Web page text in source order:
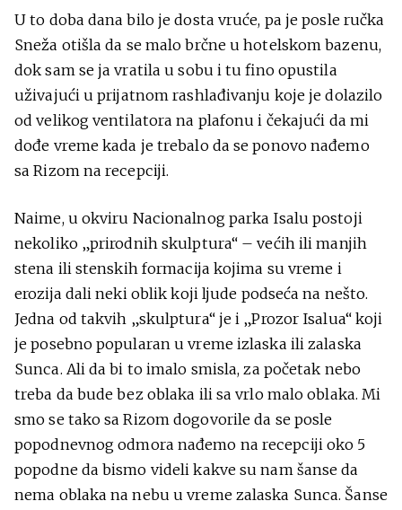
U to doba dana bilo je dosta vruće, pa je posle ručka
Sneža otišla da se malo brčne u hotelskom bazenu,
dok sam se ja vratila u sobu i tu fino opustila
uživajući u prijatnom rashlađivanju koje je dolazilo
od velikog ventilatora na plafonu i čekajući da mi
dođe vreme kada je trebalo da se ponovo nađemo
sa Rizom na recepciji.
Naime, u okviru Nacionalnog parka Isalu postoji
nekoliko „prirodnih skulptura“ – većih ili manjih
stena ili stenskih formacija kojima su vreme i
erozija dali neki oblik koji ljude podseća na nešto.
Jedna od takvih „skulptura“ je i „Prozor Isalua“ koji
je posebno popularan u vreme izlaska ili zalaska
Sunca. Ali da bi to imalo smisla, za početak nebo
treba da bude bez oblaka ili sa vrlo malo oblaka. Mi
smo se tako sa Rizom dogovorile da se posle
popodnevnog odmora nađemo na recepciji oko 5
popodne da bismo videli kakve su nam šanse da
nema oblaka na nebu u vreme zalaska Sunca. Šanse